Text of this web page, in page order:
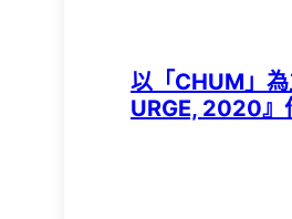
以「CHUM」
URGE, 2020』